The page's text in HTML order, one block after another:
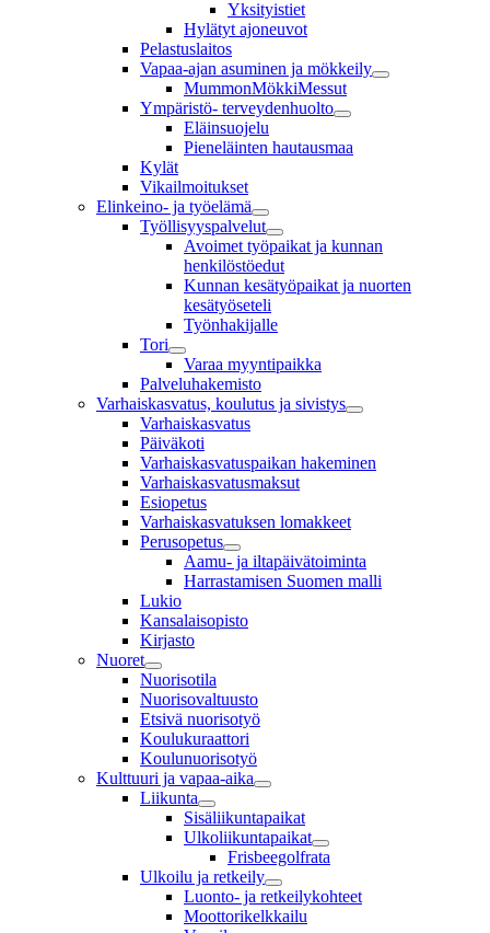
Yksityistiet
Hylätyt ajoneuvot
Pelastuslaitos
Vapaa-ajan asuminen ja mökkeily
MummonMökkiMessut
Ympäristö- terveydenhuolto
Eläinsuojelu
Pieneläinten hautausmaa
Kylät
Vikailmoitukset
Elinkeino- ja työelämä
Työllisyyspalvelut
Avoimet työpaikat ja kunnan
henkilöstöedut
Kunnan kesätyöpaikat ja nuorten
kesätyöseteli
Työnhakijalle
Tori
Varaa myyntipaikka
Palveluhakemisto
Varhaiskasvatus, koulutus ja sivistys
Varhaiskasvatus
Päiväkoti
Varhaiskasvatuspaikan hakeminen
Varhaiskasvatusmaksut
Esiopetus
Varhaiskasvatuksen lomakkeet
Perusopetus
Aamu- ja iltapäivätoiminta
Harrastamisen Suomen malli
Lukio
Kansalaisopisto
Kirjasto
Nuoret
Nuorisotila
Nuorisovaltuusto
Etsivä nuorisotyö
Koulukuraattori
Koulunuorisotyö
Kulttuuri ja vapaa-aika
Liikunta
Sisäliikuntapaikat
Ulkoliikuntapaikat
Frisbeegolfrata
Ulkoilu ja retkeily
Luonto- ja retkeilykohteet
Moottorikelkkailu